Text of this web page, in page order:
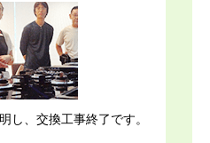
し、交換工事終了です。